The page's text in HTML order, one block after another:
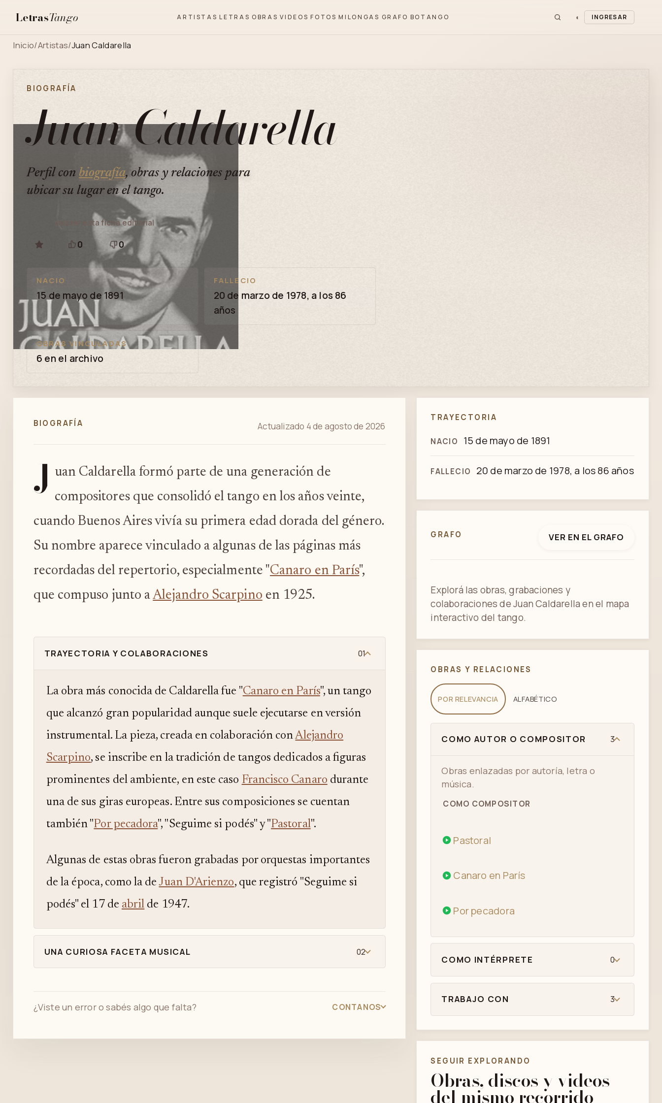
LetrasTango ARTISTAS LETRAS OBRAS VIDEOS FOTOS MILONGAS GRAFO BOTANGO ◐ INGRESAR
Inicio/Artistas/Juan Caldarella
BIOGRAFÍA
Juan Caldarella
Perfil con biografía, obras y relaciones para
ubicar su lugar en el tango.
GUARDAR
Valorar esta ficha editorial
Está
bien
0
Necesita
revisión
0
NACIO
15 de mayo de 1891
FALLECIO
20 de marzo de 1978, a los 86
años
OBRAS VINCULADAS
6 en el archivo
BIOGRAFÍA Actualizado 4 de agosto de 2026
J uan Caldarella formó parte de una generación de
compositores que consolidó el tango en los años veinte,
cuando Buenos Aires vivía su primera edad dorada del género.
Su nombre aparece vinculado a algunas de las páginas más
recordadas del repertorio, especialmente "Canaro en París",
que compuso junto aAlejandro Scarpino en 1925.
TRAYECTORIA Y COLABORACIONES 01
La obra más conocida de Caldarella fue "Canaro en París", un tango
que alcanzó gran popularidad aunque suele ejecutarse en versión
instrumental. La pieza, creada en colaboración conAlejandro
Scarpino, se inscribe en la tradición de tangos dedicados a figuras
prominentes del ambiente, en este caso Francisco Canaro durante
una de sus giras europeas. Entre sus composiciones se cuentan
también "Por pecadora", "Seguime si podés" y "Pastoral".
Algunas de estas obras fueron grabadas por orquestas importantes
de la época, como la deJuan D'Arienzo, que registró "Seguime si
podés" el 17 de abril de 1947.
UNA CURIOSA FACETA MUSICAL 02
¿Viste un error o sabés algo que falta? CONTANOS
TRAYECTORIA
NACIO 15 de mayo de 1891
FALLECIO 20 de marzo de 1978, a los 86 años
GRAFO VER EN EL GRAFO
Explorá las obras, grabaciones y
colaboraciones de Juan Caldarella en el mapa
interactivo del tango.
OBRAS Y RELACIONES
POR RELEVANCIA ALFABÉTICO
COMO AUTOR O COMPOSITOR 3
Obras enlazadas por autoría, letra o
música.
COMO COMPOSITOR
Pastoral
Canaro en París
Por pecadora
COMO INTÉRPRETE 0
TRABAJO CON 3
SEGUIR EXPLORANDO
Obras, discos y videos
del mismo recorrido